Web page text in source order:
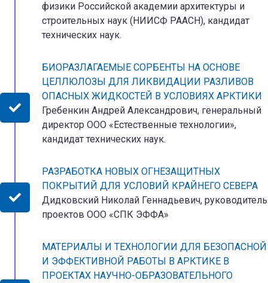
физики Российской академии архитектуры и
строительных наук (НИИСФ РААСН), кандидат
технических наук.
БИОРАЗЛАГАЕМЫЕ СОРБЕНТЫ НА ОСНОВЕ
ЦЕЛЛЮЛОЗЫ ДЛЯ ЛИКВИДАЦИИ РАЗЛИВОВ
ОПАСНЫХ ЖИДКОСТЕЙ В УСЛОВИЯХ АРКТИКИ
Гребенкин Андрей Александрович, генеральный
директор ООО «Естественные технологии»,
кандидат технических наук.
РАЗРАБОТКА НОВЫХ ОГНЕЗАЩИТНЫХ
ПОКРЫТИЙ ДЛЯ УСЛОВИЙ КРАЙНЕГО СЕВЕРА
Дидковский Николай Геннадьевич, руководитель
проектов ООО «СПК ЭФФА»
МАТЕРИАЛЫ И ТЕХНОЛОГИИ ДЛЯ БЕЗОПАСНОЙ
И ЭФФЕКТИВНОЙ РАБОТЫ В АРКТИКЕ В
ПРОЕКТАХ НАУЧНО-ОБРАЗОВАТЕЛЬНОГО